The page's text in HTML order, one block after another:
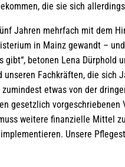
die sie sich
Jahren mehrfach mit dem
in Mainz gewandt –
gibt“, betonen Lena Dürphold
Fachkräften, die sich
etwas von der
gesetzlich
weitere finanzielle Mittel
Unsere